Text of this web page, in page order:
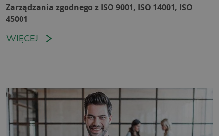
Zarządzania zgodnego z ISO 9001, ISO 14001, ISO
45001
WIĘCEJ